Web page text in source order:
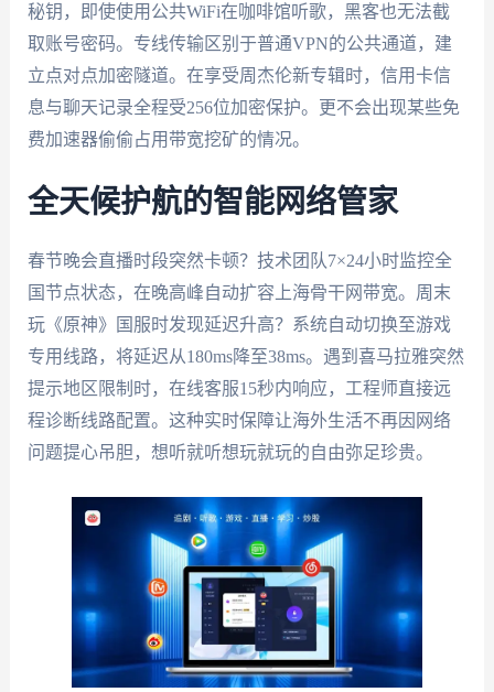
秘钥，即使使用公共WiFi在咖啡馆听歌，黑客也无法截
取账号密码。专线传输区别于普通VPN的公共通道，建
立点对点加密隧道。在享受周杰伦新专辑时，信用卡信
息与聊天记录全程受256位加密保护。更不会出现某些免
费加速器偷偷占用带宽挖矿的情况。
全天候护航的智能网络管家
春节晚会直播时段突然卡顿？技术团队7×24小时监控全
国节点状态，在晚高峰自动扩容上海骨干网带宽。周末
玩《原神》国服时发现延迟升高？系统自动切换至游戏
专用线路，将延迟从180ms降至38ms。遇到喜马拉雅突然
提示地区限制时，在线客服15秒内响应，工程师直接远
程诊断线路配置。这种实时保障让海外生活不再因网络
问题提心吊胆，想听就听想玩就玩的自由弥足珍贵。